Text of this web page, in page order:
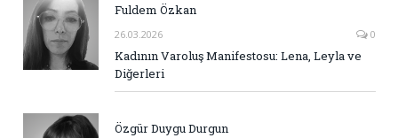
Fuldem Özkan
26.03.2026 0
Kadının Varoluş Manifestosu: Lena, Leyla ve
Diğerleri
Özgür Duygu Durgun